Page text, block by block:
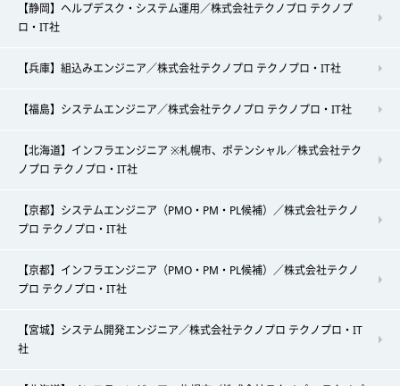
【静岡】ヘルプデスク・システム運用／株式会社テクノプロ テクノプ
ロ・IT社
【兵庫】組込みエンジニア／株式会社テクノプロ テクノプロ・IT社
【福島】システムエンジニア／株式会社テクノプロ テクノプロ・IT社
【北海道】インフラエンジニア ※札幌市、ポテンシャル／株式会社テク
ノプロ テクノプロ・IT社
【京都】システムエンジニア（PMO・PM・PL候補）／株式会社テクノ
プロ テクノプロ・IT社
【京都】インフラエンジニア（PMO・PM・PL候補）／株式会社テクノ
プロ テクノプロ・IT社
【宮城】システム開発エンジニア／株式会社テクノプロ テクノプロ・IT
社